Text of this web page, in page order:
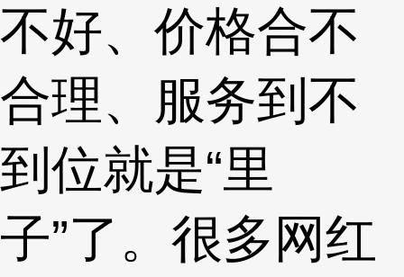
不好、价格合不
合理、服务到不
到位就是“里
子”了。很多网红